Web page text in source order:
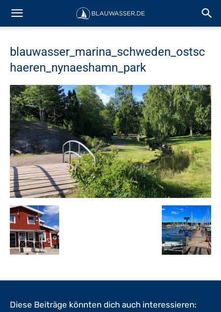
blauwasser_marina_schweden_ostsc
haeren_nynaeshamn_park
Diese Beiträge könnten dich auch interessieren: